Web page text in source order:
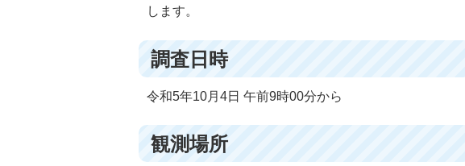
します。
調査日時
令和5年10月4日 午前9時00分から
観測場所